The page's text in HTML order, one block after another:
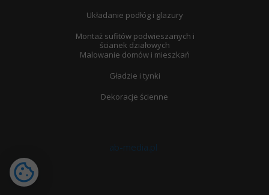
Układanie podłóg i glazury
Montaż sufitów podwieszanych i
ścianek działowych
Malowanie domów i mieszkań
Gładzie i tynki
Dekoracje ścienne
ab-media.pl